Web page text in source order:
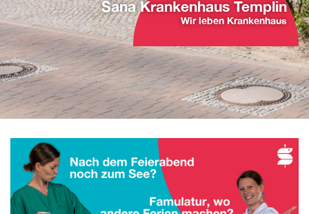
Sana Krankenhaus Templin
Wir leben Krankenhaus